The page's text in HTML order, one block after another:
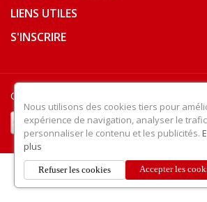
LIENS UTILES
S'INSCRIRE
Country Tech © 2025
Nous utilisons des cookies tiers pour
expérience de navigation, analyser le
personnaliser le contenu et les publicités.
plus
Accepter les
Refuser les cookies